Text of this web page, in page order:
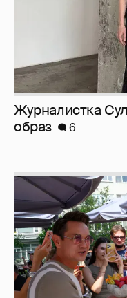
Журналистка
образ
6